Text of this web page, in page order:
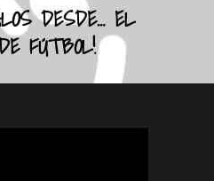
DESDE… EL
FÚTBOL!